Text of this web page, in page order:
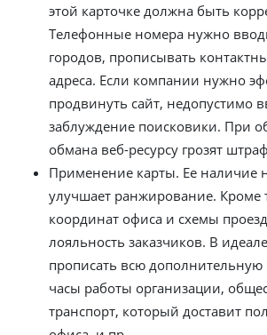
этой карточке должна быть
Телефонные номера нужно
городов, прописывать
адреса. Если компании нужно
продвинуть сайт, недопустимо
заблуждение поисковики. При
обмана веб-ресурсу грозят
Применение карты. Ее наличие
улучшает ранжирование. Кроме
координат офиса и схемы
лояльность заказчиков. В
прописать всю
часы работы организации,
транспорт, который доставит